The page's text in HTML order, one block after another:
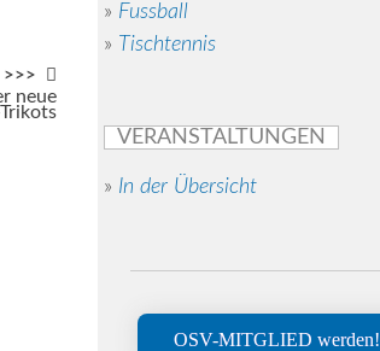
>>>
neue
» Fussball
» Tischtennis
VERANSTALTUNGEN
» In der Übersicht
OSV-MITGLIED werden!